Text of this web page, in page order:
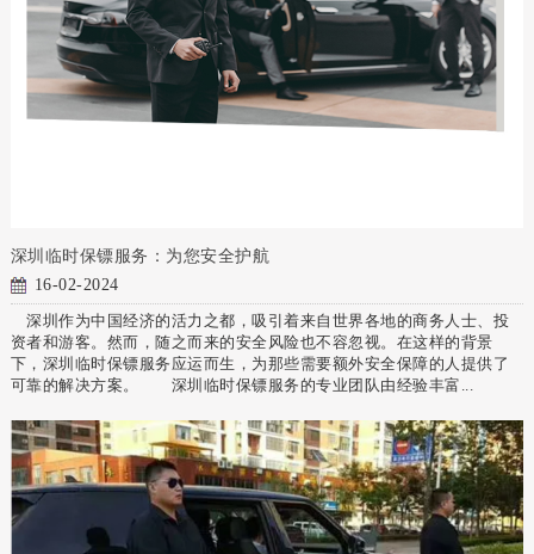
深圳临时保镖服务：为您安全护航
16-02-2024
深圳作为中国经济的活力之都，吸引着来自世界各地的商务人士、投
资者和游客。然而，随之而来的安全风险也不容忽视。在这样的背景
下，深圳临时保镖服务应运而生，为那些需要额外安全保障的人提供了
可靠的解决方案。 深圳临时保镖服务的专业团队由经验丰富...